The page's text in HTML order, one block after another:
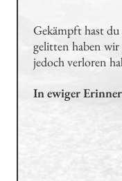
Gekämpft hast du
gelitten haben wir
jedoch verloren
In ewiger